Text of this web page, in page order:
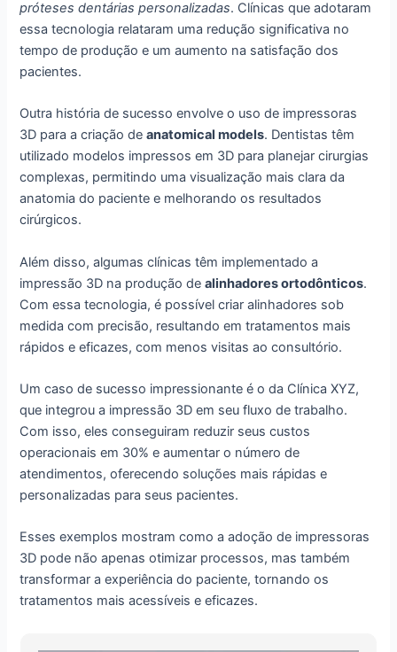
próteses dentárias personalizadas. Clínicas que adotaram
essa tecnologia relataram uma redução significativa no
tempo de produção e um aumento na satisfação dos
pacientes.
Outra história de sucesso envolve o uso de impressoras
3D para a criação deanatomical models. Dentistas têm
utilizado modelos impressos em 3D para planejar cirurgias
complexas, permitindo uma visualização mais clara da
anatomia do paciente e melhorando os resultados
cirúrgicos.
Além disso, algumas clínicas têm implementado a
impressão 3D na produção dealinhadores ortodônticos.
Com essa tecnologia, é possível criar alinhadores sob
medida com precisão, resultando em tratamentos mais
rápidos e eficazes, com menos visitas ao consultório.
Um caso de sucesso impressionante é o da Clínica XYZ,
que integrou a impressão 3D em seu fluxo de trabalho.
Com isso, eles conseguiram reduzir seus custos
operacionais em 30% e aumentar o número de
atendimentos, oferecendo soluções mais rápidas e
personalizadas para seus pacientes.
Esses exemplos mostram como a adoção de impressoras
3D pode não apenas otimizar processos, mas também
transformar a experiência do paciente, tornando os
tratamentos mais acessíveis e eficazes.